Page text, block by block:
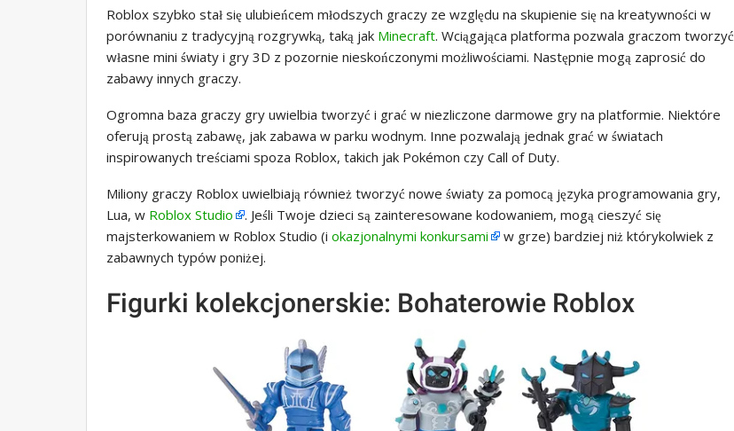
Roblox szybko stał się ulubieńcem młodszych graczy ze względu na skupienie się na kreatywności w
porównaniu z tradycyjną rozgrywką, taką jak Minecraft. Wciągająca platforma pozwala graczom tworzyć
własne mini światy i gry 3D z pozornie nieskończonymi możliwościami. Następnie mogą zaprosić do
zabawy innych graczy.
Ogromna baza graczy gry uwielbia tworzyć i grać w niezliczone darmowe gry na platformie. Niektóre
oferują prostą zabawę, jak zabawa w parku wodnym. Inne pozwalają jednak grać w światach
inspirowanych treściami spoza Roblox, takich jak Pokémon czy Call of Duty.
Miliony graczy Roblox uwielbiają również tworzyć nowe światy za pomocą języka programowania gry,
Lua, w Roblox Studio
. Jeśli Twoje dzieci są zainteresowane kodowaniem, mogą cieszyć się
majsterkowaniem w Roblox Studio (i okazjonalnymi konkursami
w grze) bardziej niż którykolwiek z
zabawnych typów poniżej.
Figurki kolekcjonerskie: Bohaterowie Roblox